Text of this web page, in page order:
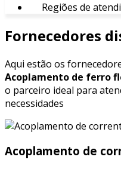
Regiões de
Fornecedores
Aqui estão os
Acoplamento de ferro
o parceiro ideal para
necessidades
Acoplamento de